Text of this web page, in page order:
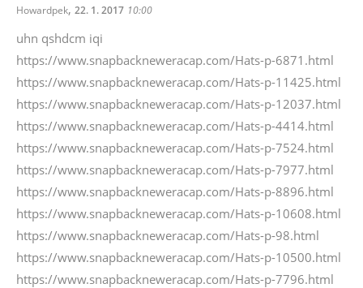
Howardpek, 22. 1. 2017 10:00
uhn qshdcm iqi
https://www.snapbackneweracap.com/Hats-p-6871.html
https://www.snapbackneweracap.com/Hats-p-11425.html
https://www.snapbackneweracap.com/Hats-p-12037.html
https://www.snapbackneweracap.com/Hats-p-4414.html
https://www.snapbackneweracap.com/Hats-p-7524.html
https://www.snapbackneweracap.com/Hats-p-7977.html
https://www.snapbackneweracap.com/Hats-p-8896.html
https://www.snapbackneweracap.com/Hats-p-10608.html
https://www.snapbackneweracap.com/Hats-p-98.html
https://www.snapbackneweracap.com/Hats-p-10500.html
https://www.snapbackneweracap.com/Hats-p-7796.html